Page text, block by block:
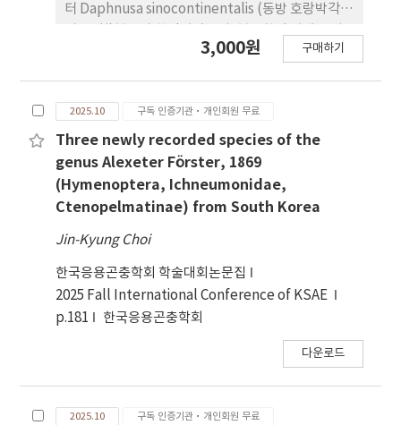
터 Daphnusa sinocontinentalis (동방 호랑박각
충과 생식기 도해사진과 함께 제시하였다.
3,000원 구매하기
2025.10 구독 인증기관·개인회원 무료
Three newly recorded species of the
genus Alexeter Förster, 1869
(Hymenoptera, Ichneumonidae,
Ctenopelmatinae) from South Korea
Jin-Kyung Choi
한국응용곤충학회 학술대회논문집
2025 Fall International Conference of KSAE
p.181
한국응용곤충학회
다운로드
2025.10 구독 인증기관·개인회원 무료